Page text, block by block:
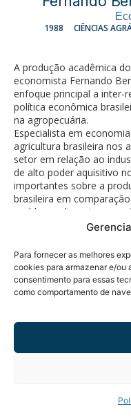
Para fornecer as melhores
cookies para armazenar e/ou
consentimento para essas
como comportamento de
1988
CIÊNCIAS
A produção acadêmica
economista Fernando
enfoque principal a inter-
política econômica
na agropecuária.
Especialista em
agricultura brasileira nos
setor em relação ao
de alto poder aquisitivo
importantes sobre a
brasileira em
problema alimentar no
andar
Pinheiros - CEP 05423-
São Paulo, SP